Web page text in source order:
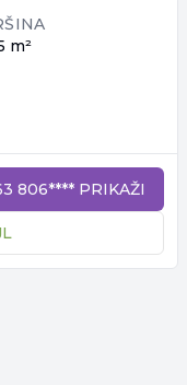
m²
806**** PRIKAŽI